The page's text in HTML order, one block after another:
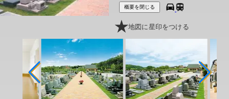
概要を閉じる
地図に星印をつける